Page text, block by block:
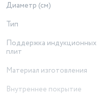
Диаметр (см)
Тип
Поддержка индукционных
плит
Материал изготовления
Внутреннее покрытие